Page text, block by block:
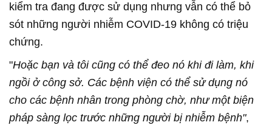
kiểm tra đang được sử dụng nhưng vẫn có thể bỏ
sót những người nhiễm COVID-19 không có triệu
chứng.
"Hoặc bạn và tôi cũng có thể đeo nó khi đi làm, khi
ngồi ở công sở. Các bệnh viện có thể sử dụng nó
cho các bệnh nhân trong phòng chờ, như một biện
pháp sàng lọc trước những người bị nhiễm bệnh",